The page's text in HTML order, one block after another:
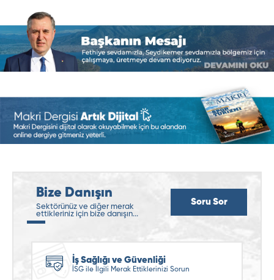
Bize Danışın
Sektörünüz ve diğer merak
ettikleriniz için bize danışın...
Soru Sor
İş Sağlığı ve Güvenliği
İSG ile İlgili Merak Ettiklerinizi Sorun